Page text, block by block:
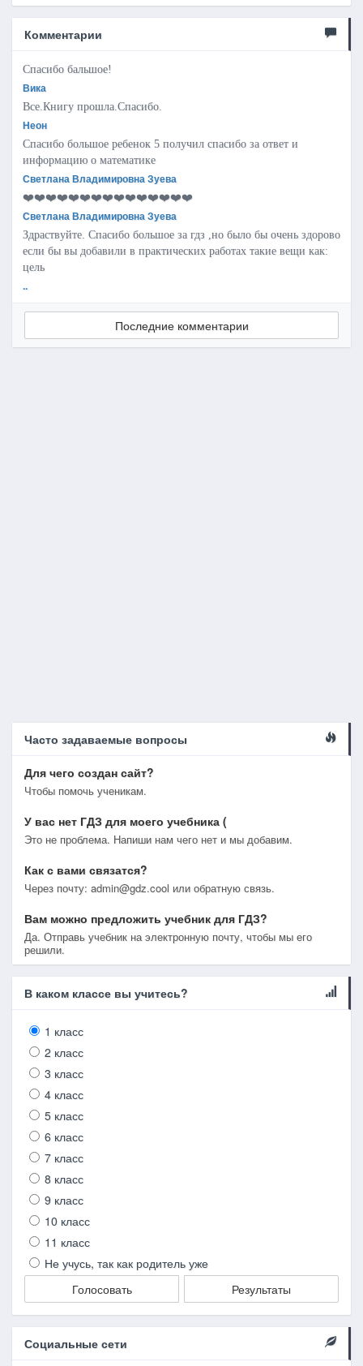
Комментарии
Спасибо бальшое!
Вика
Все.Книгу прошла.Спасибо.
Неон
Спасибо большое ребенок 5 получил спасибо за ответ и
информацию о математике
Светлана Владимировна Зуева
❤️❤️❤️❤️❤️❤️❤️❤️❤️❤️❤️❤️❤️❤️❤️
Светлана Владимировна Зуева
Здраствуйте. Спасибо большое за гдз ,но было бы очень здорово
если бы вы добавили в практических работах такие вещи как:
цель
..
Последние комментарии
Часто задаваемые вопросы
Для чего создан сайт?
Чтобы помочь ученикам.
У вас нет ГДЗ для моего учебника (
Это не проблема. Напиши нам чего нет и мы добавим.
Как с вами связатся?
Через почту: admin@gdz.cool или обратную связь.
Вам можно предложить учебник для ГДЗ?
Да. Отправь учебник на электронную почту, чтобы мы его
решили.
В каком классе вы учитесь?
1 класс
2 класс
3 класс
4 класс
5 класс
6 класс
7 класс
8 класс
9 класс
10 класс
11 класс
Не учусь, так как родитель уже
Голосовать
Результаты
Социальные сети